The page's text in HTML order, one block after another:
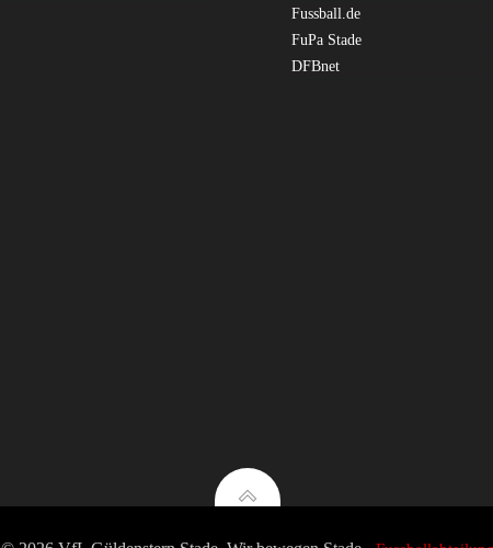
Fussball.de
FuPa Stade
DFBnet